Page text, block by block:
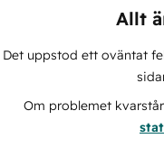
Allt
Det uppstod ett oväntat
Om problemet